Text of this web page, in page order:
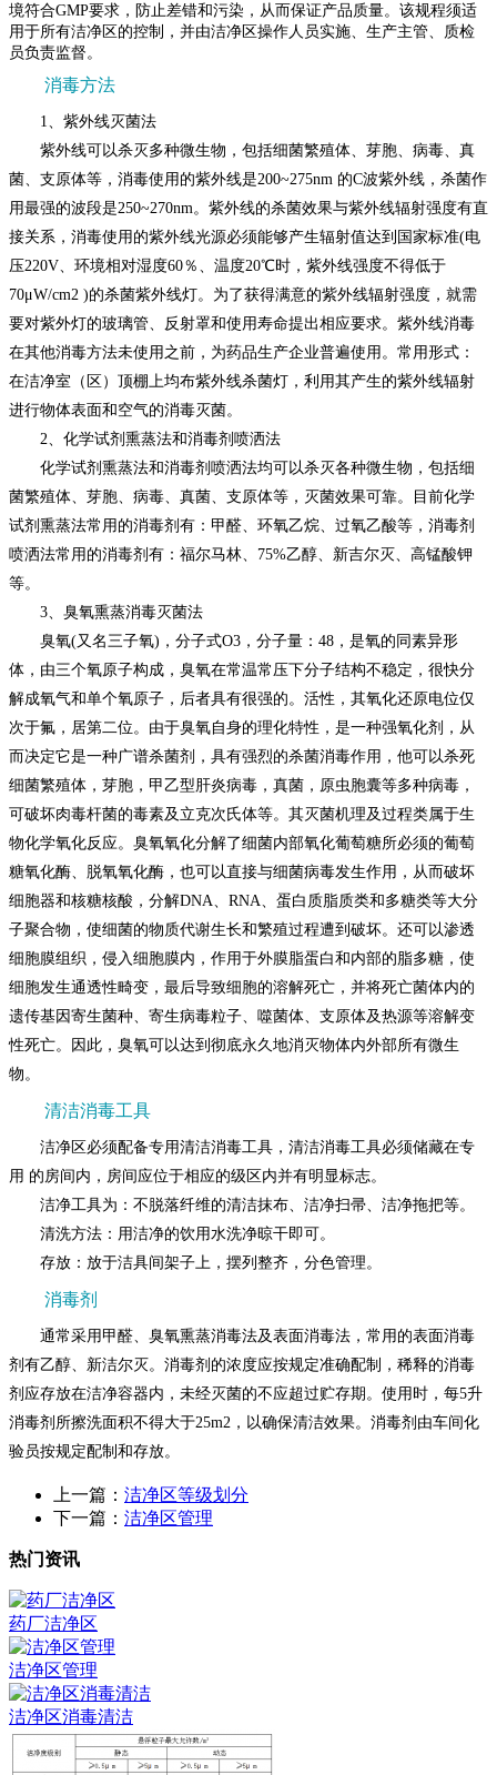
境符合GMP要求，防止差错和污染，从而保证产品质量。该规程须适
用于所有洁净区的控制，并由洁净区操作人员实施、生产主管、质检
员负责监督。
消毒方法
1、紫外线灭菌法
紫外线可以杀灭多种微生物，包括细菌繁殖体、芽胞、病毒、真
菌、支原体等，消毒使用的紫外线是200~275nm 的C波紫外线，杀菌作
用最强的波段是250~270nm。紫外线的杀菌效果与紫外线辐射强度有直
接关系，消毒使用的紫外线光源必须能够产生辐射值达到国家标准(电
压220V、环境相对湿度60％、温度20℃时，紫外线强度不得低于
70μW/cm2 )的杀菌紫外线灯。为了获得满意的紫外线辐射强度，就需
要对紫外灯的玻璃管、反射罩和使用寿命提出相应要求。紫外线消毒
在其他消毒方法未使用之前，为药品生产企业普遍使用。常用形式：
在洁净室（区）顶棚上均布紫外线杀菌灯，利用其产生的紫外线辐射
进行物体表面和空气的消毒灭菌。
2、化学试剂熏蒸法和消毒剂喷洒法
化学试剂熏蒸法和消毒剂喷洒法均可以杀灭各种微生物，包括细
菌繁殖体、芽胞、病毒、真菌、支原体等，灭菌效果可靠。目前化学
试剂熏蒸法常用的消毒剂有：甲醛、环氧乙烷、过氧乙酸等，消毒剂
喷洒法常用的消毒剂有：福尔马林、75%乙醇、新吉尔灭、高锰酸钾
等。
3、臭氧熏蒸消毒灭菌法
臭氧(又名三子氧)，分子式O3，分子量：48，是氧的同素异形
体，由三个氧原子构成，臭氧在常温常压下分子结构不稳定，很快分
解成氧气和单个氧原子，后者具有很强的。活性，其氧化还原电位仅
次于氟，居第二位。由于臭氧自身的理化特性，是一种强氧化剂，从
而决定它是一种广谱杀菌剂，具有强烈的杀菌消毒作用，他可以杀死
细菌繁殖体，芽胞，甲乙型肝炎病毒，真菌，原虫胞囊等多种病毒，
可破坏肉毒杆菌的毒素及立克次氏体等。其灭菌机理及过程类属于生
物化学氧化反应。臭氧氧化分解了细菌内部氧化葡萄糖所必须的葡萄
糖氧化酶、脱氧氧化酶，也可以直接与细菌病毒发生作用，从而破坏
细胞器和核糖核酸，分解DNA、RNA、蛋白质脂质类和多糖类等大分
子聚合物，使细菌的物质代谢生长和繁殖过程遭到破坏。还可以渗透
细胞膜组织，侵入细胞膜内，作用于外膜脂蛋白和内部的脂多糖，使
细胞发生通透性畸变，最后导致细胞的溶解死亡，并将死亡菌体内的
遗传基因寄生菌种、寄生病毒粒子、噬菌体、支原体及热源等溶解变
性死亡。因此，臭氧可以达到彻底永久地消灭物体内外部所有微生
物。
清洁消毒工具
洁净区必须配备专用清洁消毒工具，清洁消毒工具必须储藏在专
用 的房间内，房间应位于相应的级区内并有明显标志。
洁净工具为：不脱落纤维的清洁抹布、洁净扫帚、洁净拖把等。
清洗方法：用洁净的饮用水洗净晾干即可。
存放：放于洁具间架子上，摆列整齐，分色管理。
消毒剂
通常采用甲醛、臭氧熏蒸消毒法及表面消毒法，常用的表面消毒
剂有乙醇、新洁尔灭。消毒剂的浓度应按规定准确配制，稀释的消毒
剂应存放在洁净容器内，未经灭菌的不应超过贮存期。使用时，每5升
消毒剂所擦洗面积不得大于25m2，以确保清洁效果。消毒剂由车间化
验员按规定配制和存放。
上一篇： 洁净区等级划分
下一篇： 洁净区管理
热门资讯
药厂洁净区
洁净区管理
洁净区消毒清洁